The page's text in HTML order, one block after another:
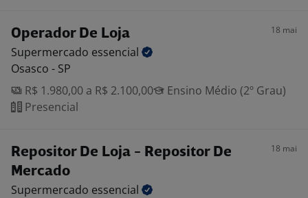
Operador De Loja 18 mai
Supermercado essencial
Osasco - SP
R$ 1.980,00 a R$ 2.100,00
Ensino Médio (2º Grau)
Presencial
Repositor De Loja - Repositor De
Mercado
18 mai
Supermercado essencial